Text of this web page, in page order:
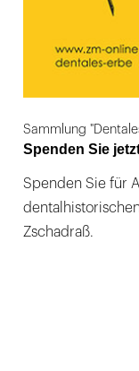
Sammlung
Spenden Sie
Spenden Sie für
Zschadraß.